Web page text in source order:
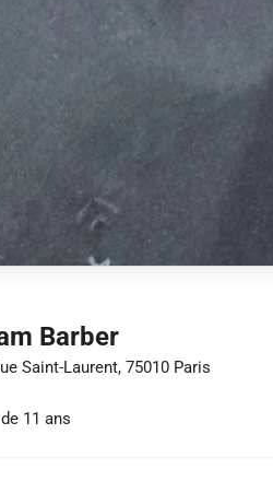
Barber
Saint-Laurent, 75010 Paris
11 ans